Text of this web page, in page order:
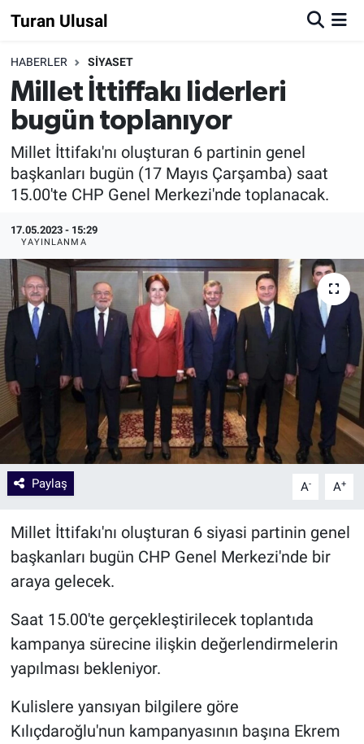
Turan Ulusal
HABERLER SİYASET
Millet İttiffakı liderleri
bugün toplanıyor
Millet İttifakı'nı oluşturan 6 partinin genel
başkanları bugün (17 Mayıs Çarşamba) saat
15.00'te CHP Genel Merkezi'nde toplanacak.
17.05.2023 - 15:29
YAYINLANMA
Paylaş A- A+
Millet İttifakı'nı oluşturan 6 siyasi partinin genel
başkanları bugün CHP Genel Merkezi'nde bir
araya gelecek.
Saat 15.00'te gerçekleştirilecek toplantıda
kampanya sürecine ilişkin değerlendirmelerin
yapılması bekleniyor.
Kulislere yansıyan bilgilere göre
Kılıçdaroğlu'nun kampanyasının başına Ekrem